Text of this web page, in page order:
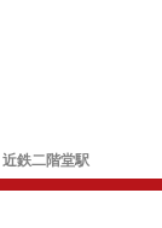
近鉄二階堂駅